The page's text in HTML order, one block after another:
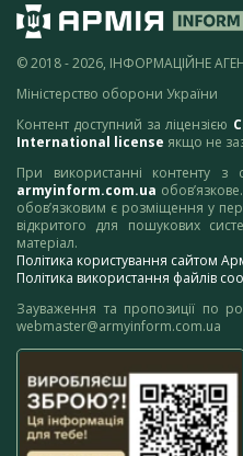
© 2018 - 2026, ІНФОРМАЦІЙНЕ
Міністерство оборони України
Контент доступний за ліцензією
International license якщо не
При використанні контенту з
armyinform.com.ua
обов’язковим є розміщення у
відкритого для пошукових
матеріал.
Політика користування сайтом
Політика використання файлів
Зауваження та пропозиції по
webmaster@armyinform.com.ua